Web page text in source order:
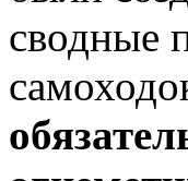
сводные